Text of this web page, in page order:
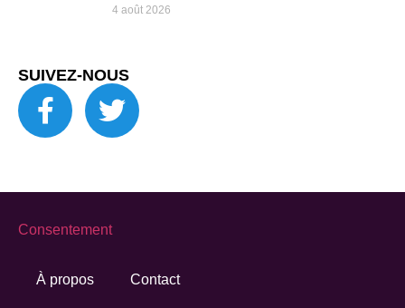
4 août 2026
SUIVEZ-NOUS
À propos Contact
Consentement